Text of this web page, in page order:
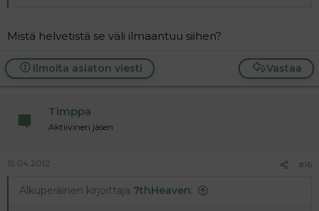
Mistä helvetistä se väli ilmaantuu siihen?
Vastaa
Ilmoita asiaton viesti
Timppa
Aktiivinen jäsen
15.04.2012 #16
Alkuperäinen kirjoittaja 7thHeaven: